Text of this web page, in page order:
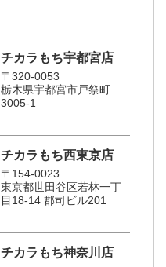
チカラもち宇都宮店
〒320-0053
栃木県宇都宮市戸祭町
3005-1
チカラもち西東京店
〒154-0023
東京都世田谷区若林一丁
目18-14 郡司ビル201
チカラもち神奈川店